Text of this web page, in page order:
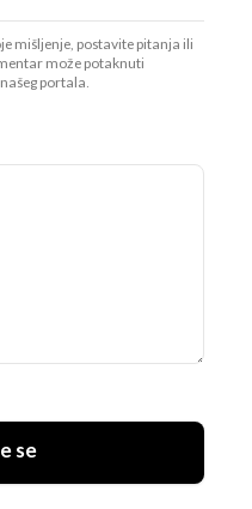
mišljenje, postavite pitanja ili
može potaknuti
portala.
se